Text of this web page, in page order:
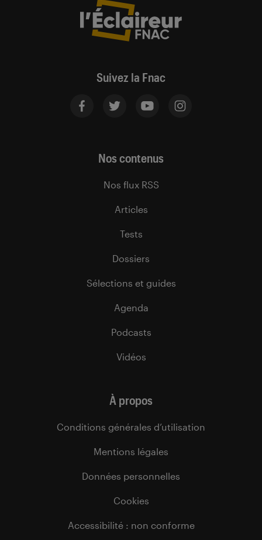
Suivez la Fnac
Nos contenus
Nos flux RSS
Articles
Tests
Dossiers
Sélections et guides
Agenda
Podcasts
Vidéos
À propos
Conditions générales d’utilisation
Mentions légales
Données personnelles
Cookies
Accessibilité : non conforme